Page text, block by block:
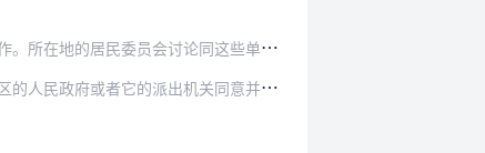
这些单位有关的问题，需要他们参加会议时，…
同意并统一安排。市、市辖区的人民政府的有…